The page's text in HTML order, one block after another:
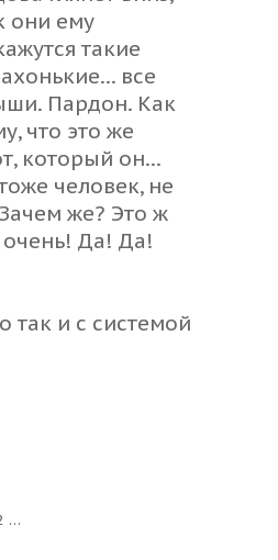
они ему
такие
все
Пардон. Как
что это же
который он...
человек, не
же? Это ж
очень! Да! Да!
так и с системой
…